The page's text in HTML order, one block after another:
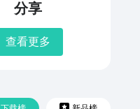
分享
查看更多